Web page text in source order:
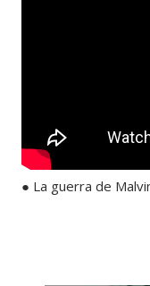
● La guerra de